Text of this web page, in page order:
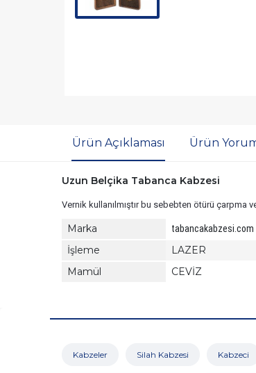
Ürün Açıklaması Ürün
Uzun Belçika Tabanca Kabzesi
Vernik kullanılmıştır bu sebebten ötürü çarpma
Marka tabancakabzesi.com
İşleme
LAZER
Mamül
CEVİZ
Kabzeler Silah Kabzesi Kabzeci